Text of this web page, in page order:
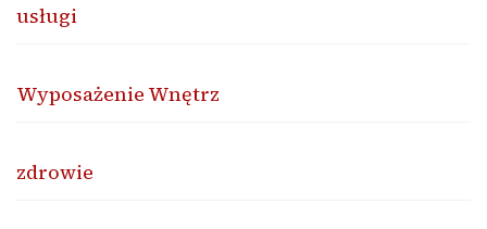
usługi
Wyposażenie Wnętrz
zdrowie